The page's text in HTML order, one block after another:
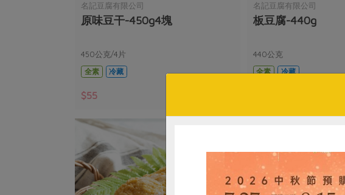
名記豆腐有限公司
原味豆干-450g4塊
450公克/4片
全素
冷藏
$55
名記豆腐有限公司
板豆腐-440g
440公克
全素
冷藏